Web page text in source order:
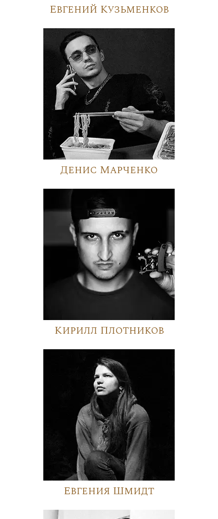
Евгений Кузьменков
Денис Марченко
Кирилл Плотников
Евгения Шмидт